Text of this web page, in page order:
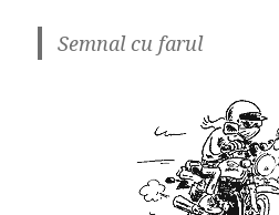
Semnal cu farul